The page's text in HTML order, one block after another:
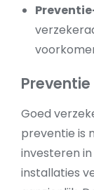
Goed
preventie is
investeren
installaties